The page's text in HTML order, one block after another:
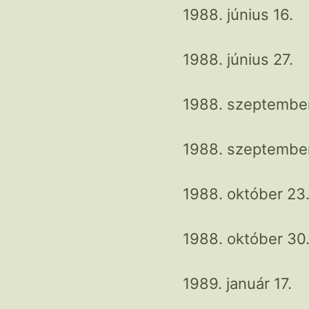
1988. június 16.
1988. június 27.
1988.
1988.
1988. október 23.
1988. október 30.
1989. január 17.